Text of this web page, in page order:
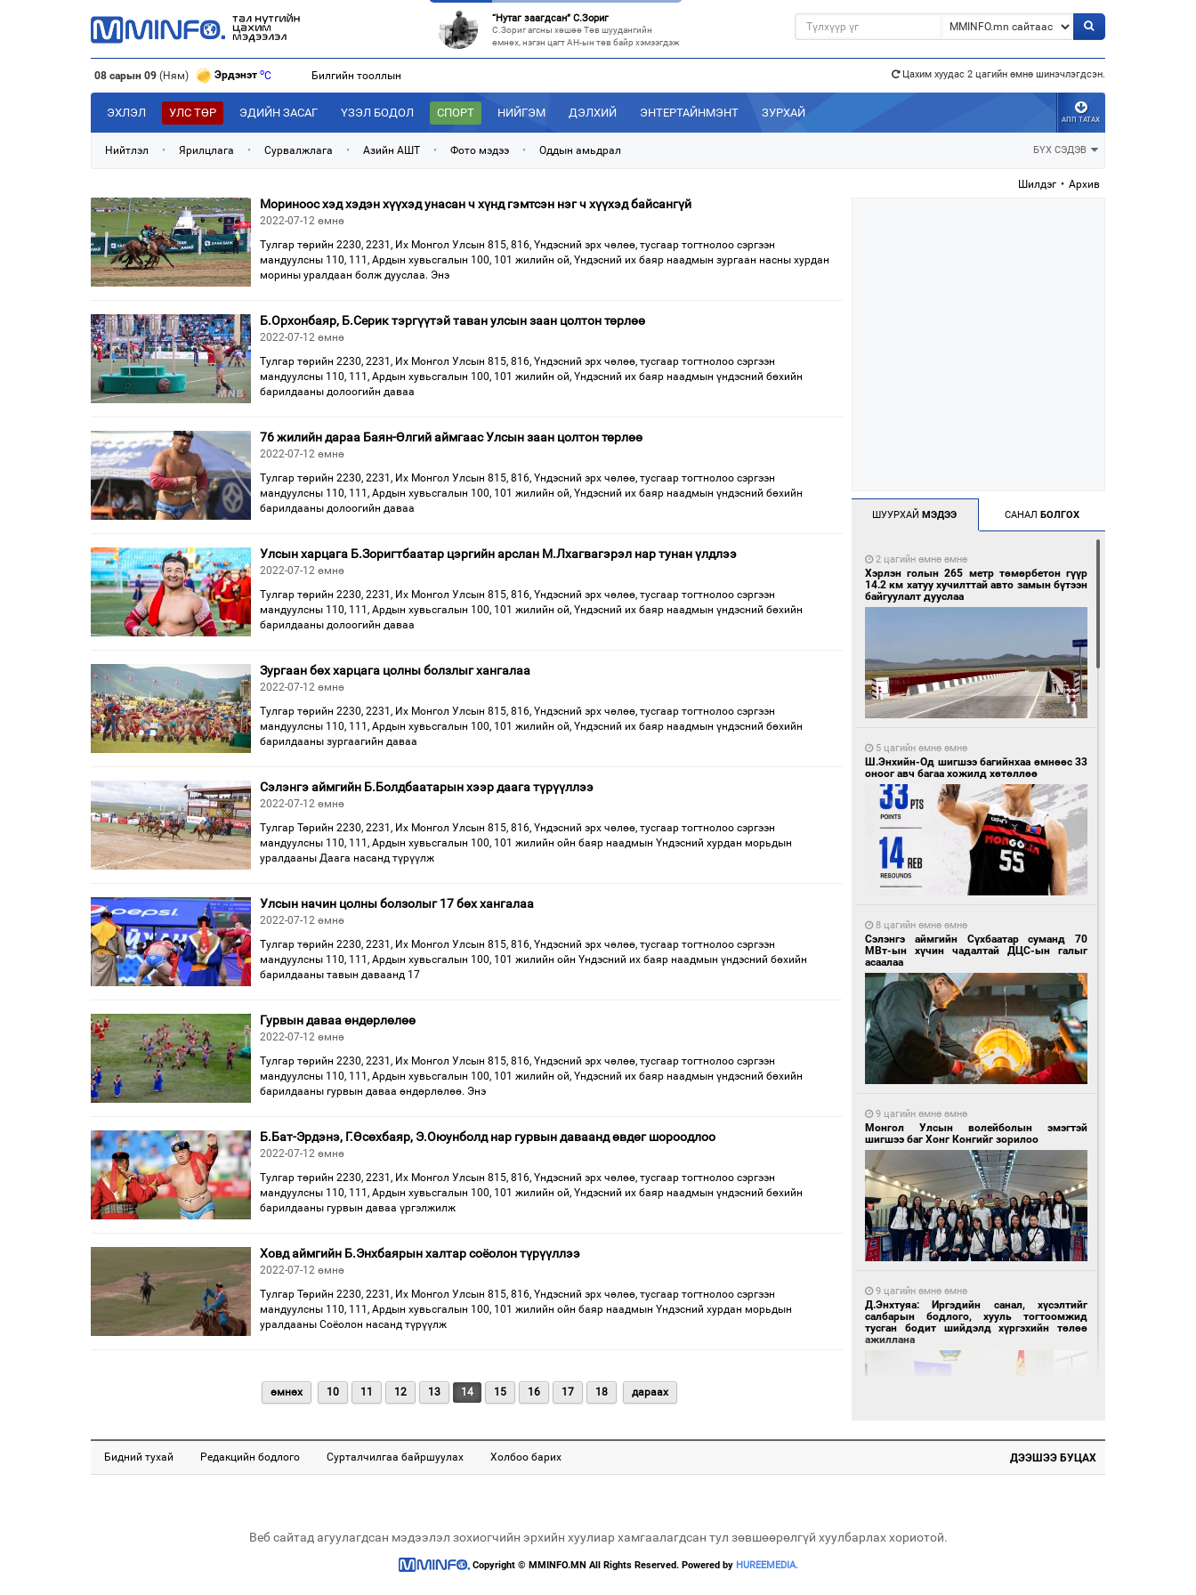
“Нутаг заагдсан” С.Зориг
С.Зориг агсны хөшөө Төв шуудангийн
өмнөх, нэгэн цагт АН-ын төв байр хэмээгдэж
Эрх зүйн үндэслэл нь тодорхойгүй “гадаад элч нарын” томилгоо
Сүүлийн үед Улаанбаатар болон аймгуудаас
дэлхийн хотуудад биет төлөөлөгч
Төв шуудангийн урдах талбайд өнөөдрийг
08 сарын 09 (Ням) Эрдэнэт oC
Улаанбаатар C
Дархан C
Билгийн тооллын Цахим хуудас 2 цагийн өмнө шинэчлэгдсэн.
ЭХЛЭЛ УЛС ТӨР ЭДИЙН ЗАСАГ ҮЗЭЛ БОДОЛ СПОРТ НИЙГЭМ ДЭЛХИЙ ЭНТЕРТАЙНМЭНТ ЗУРХАЙ
АПП ТАТАХ
Нийтлэл • Ярилцлага • Сурвалжлага • Азийн АШТ • Фото мэдээ • Оддын амьдрал БҮХ СЭДЭВ
Шилдэг • Архив
Мориноос хэд хэдэн хүүхэд унасан ч хүнд гэмтсэн нэг ч хүүхэд байсангүй
2022-07-12 өмнө
Тулгар төрийн 2230, 2231, Их Монгол Улсын 815, 816, Үндэсний эрх чөлөө, тусгаар тогтнолоо сэргээн
мандуулсны 110, 111, Ардын хувьсгалын 100, 101 жилийн ой, Үндэсний их баяр наадмын зургаан насны хурдан
морины уралдаан болж дууслаа. Энэ
Б.Орхонбаяр, Б.Серик тэргүүтэй таван улсын заан цолтон төрлөө
2022-07-12 өмнө
Тулгар төрийн 2230, 2231, Их Монгол Улсын 815, 816, Үндэсний эрх чөлөө, тусгаар тогтнолоо сэргээн
мандуулсны 110, 111, Ардын хувьсгалын 100, 101 жилийн ой, Үндэсний их баяр наадмын үндэсний бөхийн
барилдааны долоогийн даваа
76 жилийн дараа Баян-Өлгий аймгаас Улсын заан цолтон төрлөө
2022-07-12 өмнө
Тулгар төрийн 2230, 2231, Их Монгол Улсын 815, 816, Үндэсний эрх чөлөө, тусгаар тогтнолоо сэргээн
мандуулсны 110, 111, Ардын хувьсгалын 100, 101 жилийн ой, Үндэсний их баяр наадмын үндэсний бөхийн
барилдааны долоогийн даваа
Улсын харцага Б.Зоригтбаатар цэргийн арслан М.Лхагвагэрэл нар тунан үлдлээ
2022-07-12 өмнө
Тулгар төрийн 2230, 2231, Их Монгол Улсын 815, 816, Үндэсний эрх чөлөө, тусгаар тогтнолоо сэргээн
мандуулсны 110, 111, Ардын хувьсгалын 100, 101 жилийн ой, Үндэсний их баяр наадмын үндэсний бөхийн
барилдааны долоогийн даваа
Зургаан бөх харцага цолны болзлыг хангалаа
2022-07-12 өмнө
Тулгар төрийн 2230, 2231, Их Монгол Улсын 815, 816, Үндэсний эрх чөлөө, тусгаар тогтнолоо сэргээн
мандуулсны 110, 111, Ардын хувьсгалын 100, 101 жилийн ой, Үндэсний их баяр наадмын үндэсний бөхийн
барилдааны зургаагийн даваа
Сэлэнгэ аймгийн Б.Болдбаатарын хээр даага түрүүллээ
2022-07-12 өмнө
Тулгар Төрийн 2230, 2231, Их Монгол Улсын 815, 816, Үндэсний эрх чөлөө, тусгаар тогтнолоо сэргээн
мандуулсны 110, 111, Ардын хувьсгалын 100, 101 жилийн ойн баяр наадмын Үндэсний хурдан морьдын
уралдааны Даага насанд түрүүлж
Улсын начин цолны болзолыг 17 бөх хангалаа
2022-07-12 өмнө
Тулгар төрийн 2230, 2231, Их Монгол Улсын 815, 816, Үндэсний эрх чөлөө, тусгаар тогтнолоо сэргээн
мандуулсны 110, 111, Ардын хувьсгалын 100, 101 жилийн ойн Үндэсний их баяр наадмын үндэсний бөхийн
барилдааны тавын даваанд 17
Гурвын даваа өндөрлөлөө
2022-07-12 өмнө
Тулгар төрийн 2230, 2231, Их Монгол Улсын 815, 816, Үндэсний эрх чөлөө, тусгаар тогтнолоо сэргээн
мандуулсны 110, 111, Ардын хувьсгалын 100, 101 жилийн ой, Үндэсний их баяр наадмын үндэсний бөхийн
барилдааны гурвын даваа өндөрлөлөө. Энэ
Б.Бат-Эрдэнэ, Г.Өсөхбаяр, Э.Оюунболд нар гурвын даваанд өвдөг шороодлоо
2022-07-12 өмнө
Тулгар төрийн 2230, 2231, Их Монгол Улсын 815, 816, Үндэсний эрх чөлөө, тусгаар тогтнолоо сэргээн
мандуулсны 110, 111, Ардын хувьсгалын 100, 101 жилийн ой, Үндэсний их баяр наадмын үндэсний бөхийн
барилдааны гурвын даваа үргэлжилж
Ховд аймгийн Б.Энхбаярын халтар соёолон түрүүллээ
2022-07-12 өмнө
Тулгар Төрийн 2230, 2231, Их Монгол Улсын 815, 816, Үндэсний эрх чөлөө, тусгаар тогтнолоо сэргээн
мандуулсны 110, 111, Ардын хувьсгалын 100, 101 жилийн ойн баяр наадмын Үндэсний хурдан морьдын
уралдааны Соёолон насанд түрүүлж
өмнөх 10 11 12 13 14 15 16 17 18 дараах
ШУУРХАЙМЭДЭЭ САНАЛБОЛГОХ
2 цагийн өмнө өмнө
Хэрлэн голын 265 метр төмөрбетон гүүр
14.2 км хатуу хучилттай авто замын бүтээн
байгуулалт дууслаа
5 цагийн өмнө өмнө
Ш.Энхийн-Од шигшээ багийнхаа өмнөөс 33
оноог авч багаа хожилд хөтөллөө
8 цагийн өмнө өмнө
Сэлэнгэ аймгийн Сүхбаатар суманд 70
МВт-ын хүчин чадалтай ДЦС-ын галыг
асаалаа
9 цагийн өмнө өмнө
Монгол Улсын волейболын эмэгтэй
шигшээ баг Хонг Конгийг зорилоо
9 цагийн өмнө өмнө
Д.Энхтуяа: Иргэдийн санал, хүсэлтийг
салбарын бодлого, хууль тогтоомжид
тусган бодит шийдэлд хүргэхийн төлөө
ажиллана
Бидний тухай Редакцийн бодлого Сурталчилгаа байршуулах Холбоо барих ДЭЭШЭЭ БУЦАХ
Веб сайтад агуулагдсан мэдээлэл зохиогчийн эрхийн хуулиар хамгаалагдсан тул зөвшөөрөлгүй хуулбарлах хориотой.
Copyright © MMINFO.MN All Rights Reserved. Powered by HUREEMEDIA.